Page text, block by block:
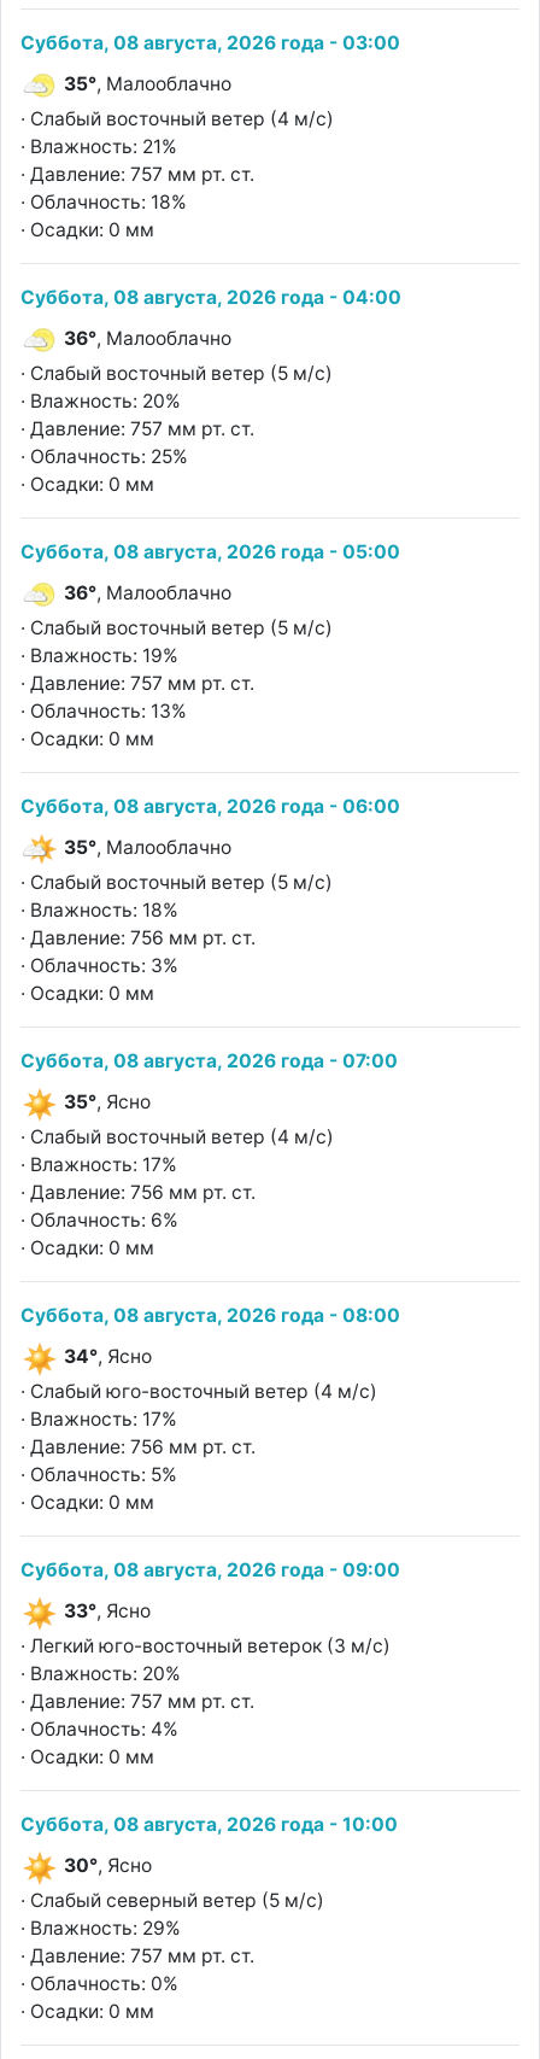
Суббота, 08 августа, 2026 года - 03:00
35°, Малооблачно
· Слабый восточный ветер (4 м/с)
· Влажность: 21%
· Давление: 757 мм рт. ст.
· Облачность: 18%
· Осадки: 0 мм
Суббота, 08 августа, 2026 года - 04:00
36°, Малооблачно
· Слабый восточный ветер (5 м/с)
· Влажность: 20%
· Давление: 757 мм рт. ст.
· Облачность: 25%
· Осадки: 0 мм
Суббота, 08 августа, 2026 года - 05:00
36°, Малооблачно
· Слабый восточный ветер (5 м/с)
· Влажность: 19%
· Давление: 757 мм рт. ст.
· Облачность: 13%
· Осадки: 0 мм
Суббота, 08 августа, 2026 года - 06:00
35°, Малооблачно
· Слабый восточный ветер (5 м/с)
· Влажность: 18%
· Давление: 756 мм рт. ст.
· Облачность: 3%
· Осадки: 0 мм
Суббота, 08 августа, 2026 года - 07:00
35°, Ясно
· Слабый восточный ветер (4 м/с)
· Влажность: 17%
· Давление: 756 мм рт. ст.
· Облачность: 6%
· Осадки: 0 мм
Суббота, 08 августа, 2026 года - 08:00
34°, Ясно
· Слабый юго-восточный ветер (4 м/с)
· Влажность: 17%
· Давление: 756 мм рт. ст.
· Облачность: 5%
· Осадки: 0 мм
Суббота, 08 августа, 2026 года - 09:00
33°, Ясно
· Легкий юго-восточный ветерок (3 м/с)
· Влажность: 20%
· Давление: 757 мм рт. ст.
· Облачность: 4%
· Осадки: 0 мм
Суббота, 08 августа, 2026 года - 10:00
30°, Ясно
· Слабый северный ветер (5 м/с)
· Влажность: 29%
· Давление: 757 мм рт. ст.
· Облачность: 0%
· Осадки: 0 мм